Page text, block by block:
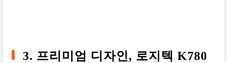
3. 프리미엄 디자인, 로지텍 K780